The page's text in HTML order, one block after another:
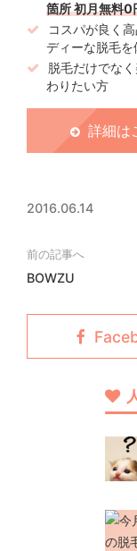
箇所 初月無料0
コスパが良く
ディーな脱毛
脱毛だけでな
わりたい方
詳細は
2016.06.14
BOWZU